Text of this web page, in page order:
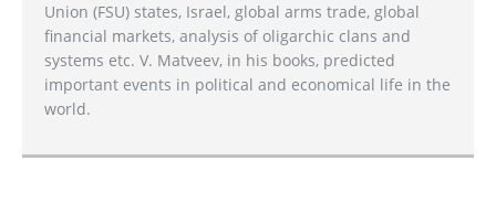
Union (FSU) states, Israel, global arms trade, global
financial markets, analysis of oligarchic clans and
systems etc. V. Matveev, in his books, predicted
important events in political and economical life in the
world.